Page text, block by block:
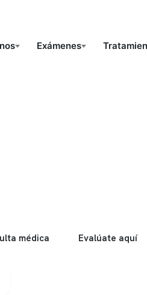
Exámenes
médica Evalúate aquí